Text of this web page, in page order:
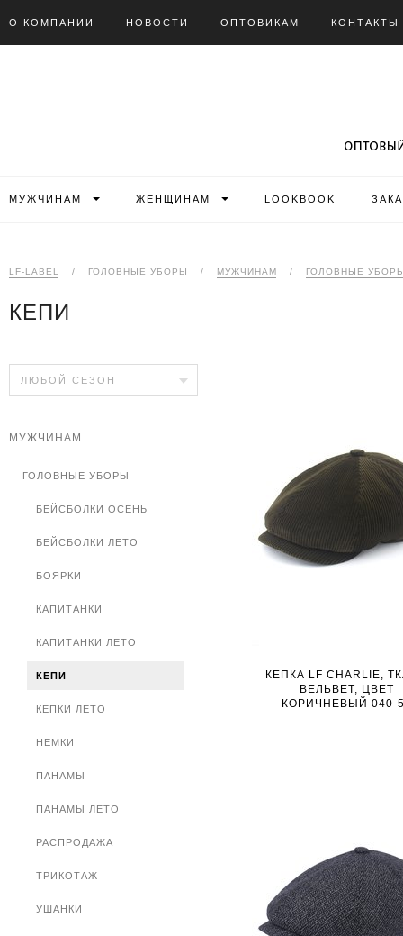
О КОМПАНИИ НОВОСТИ ОПТОВИКАМ КОНТАКТЫ
МУЖЧИНАМ ЖЕНЩИНАМ LOOKBOOK
LF-LABEL / ГОЛОВНЫЕ УБОРЫ / МУЖЧИНАМ / ГОЛОВНЫЕ
КЕПИ
ЛЮБОЙ СЕЗОН
МУЖЧИНАМ
ГОЛОВНЫЕ УБОРЫ
БЕЙСБОЛКИ ОСЕНЬ
БЕЙСБОЛКИ ЛЕТО
БОЯРКИ
КАПИТАНКИ
КАПИТАНКИ ЛЕТО
КЕПИ
КЕПКИ ЛЕТО
НЕМКИ
ПАНАМЫ
ПАНАМЫ ЛЕТО
РАСПРОДАЖА
ТРИКОТАЖ
УШАНКИ
КЕПКА LF CHARLIE,
ВЕЛЬВЕТ, ЦВЕТ
КОРИЧНЕВЫЙ 040-